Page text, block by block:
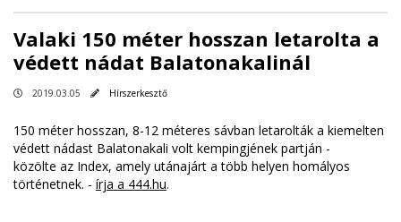
Valaki 150 méter hosszan letarolta a
védett nádat Balatonakalinál
2019.03.05 Hírszerkesztő
150 méter hosszan, 8-12 méteres sávban letarolták a kiemelten
védett nádast Balatonakali volt kempingjének partján -
közölte az Index, amely utánajárt a több helyen homályos
történetnek. - írja a 444.hu.